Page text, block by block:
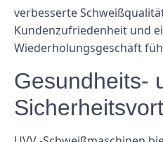
verbesserte
Kundenzufriedenheit und
Wiederholungsgeschäft
Gesundheits-